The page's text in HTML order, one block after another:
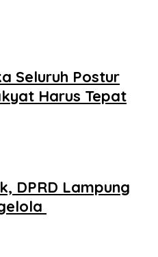
Seluruh Postur
Harus Tepat
DPRD Lampung